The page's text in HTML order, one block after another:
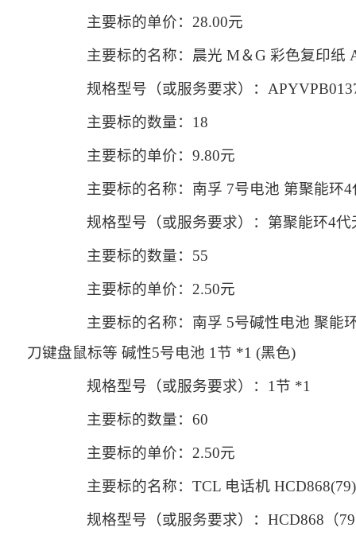
主要标的单价：28.00元
主要标的名称：晨光 M＆G 彩色复印纸
规格型号（或服务要求）：
主要标的数量：18
主要标的单价：9.80元
主要标的名称：南孚 7号电池 第聚能环
规格型号（或服务要求）：第聚能环4代
主要标的数量：55
主要标的单价：2.50元
主要标的名称：南孚 5号碱性电池 聚能
刀键盘鼠标等 碱性5号电池 1节 *1 (黑色)
规格型号（或服务要求）：1节 *1
主要标的数量：60
主要标的单价：2.50元
主要标的名称：TCL 电话机
规格型号（或服务要求）：HCD868（